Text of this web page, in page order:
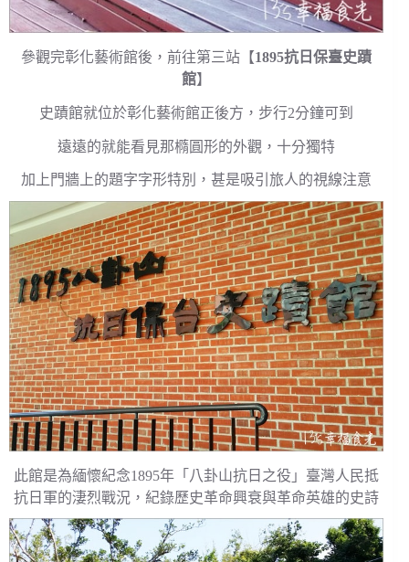
參觀完彰化藝術館後，前往第三站【1895抗日保臺史蹟
館】
史蹟館就位於彰化藝術館正後方，步行2分鐘可到
遠遠的就能看見那橢圓形的外觀，十分獨特
加上門牆上的題字字形特別，甚是吸引旅人的視線注意
此館是為緬懷紀念1895年「八卦山抗日之役」臺灣人民抵
抗日軍的淒烈戰況，紀錄歷史革命興衰與革命英雄的史詩